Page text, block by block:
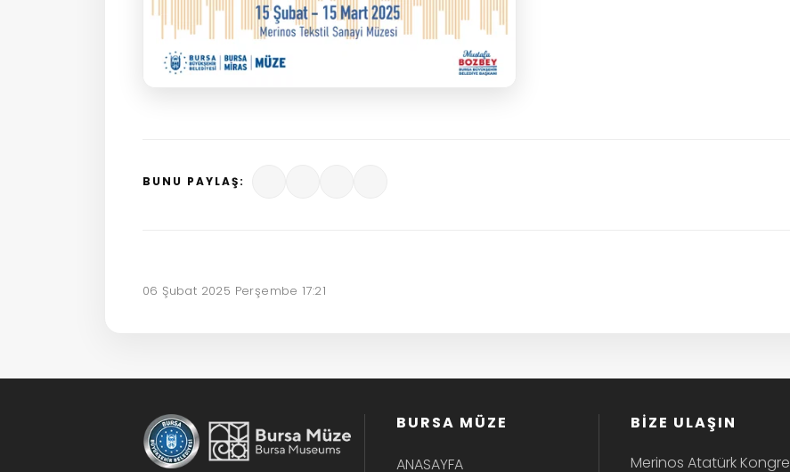
BUNU PAYLAŞ:
06 Şubat 2025 Perşembe 17:21
BURSA MÜZE
ANASAYFA
BİZE ULAŞIN
Merinos Atatürk Kongre